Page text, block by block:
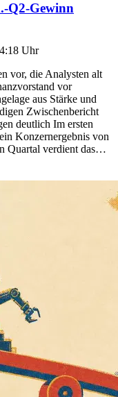
Q2-Gewinn
Uhr
vor, die Analysten alt
vor
aus Stärke und
Zwischenbericht
deutlich Im ersten
Konzernergebnis von
Quartal verdient das…